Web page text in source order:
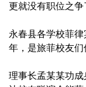
更就没有职位之争
永春县各学校菲
年，是旅菲校友们
理事长孟某某功